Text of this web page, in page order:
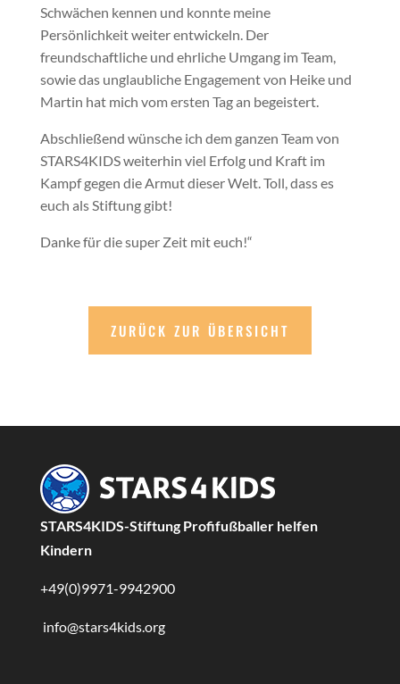
Schwächen kennen und konnte meine
Persönlichkeit weiter entwickeln. Der
freundschaftliche und ehrliche Umgang im Team,
sowie das unglaubliche Engagement von Heike und
Martin hat mich vom ersten Tag an begeistert.
Abschließend wünsche ich dem ganzen Team von
STARS4KIDS weiterhin viel Erfolg und Kraft im
Kampf gegen die Armut dieser Welt. Toll, dass es
euch als Stiftung gibt!
Danke für die super Zeit mit euch!“
ZURÜCK ZUR ÜBERSICHT
STARS4KIDS-Stiftung Profifußballer helfen
Kindern
+49(0)9971-9942900
info@stars4kids.org